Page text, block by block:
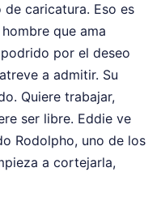
caricatura. Eso es
que ama
por el deseo
a admitir. Su
Quiere trabajar,
ser libre. Eddie ve
Rodolpho, uno de los
a cortejarla,